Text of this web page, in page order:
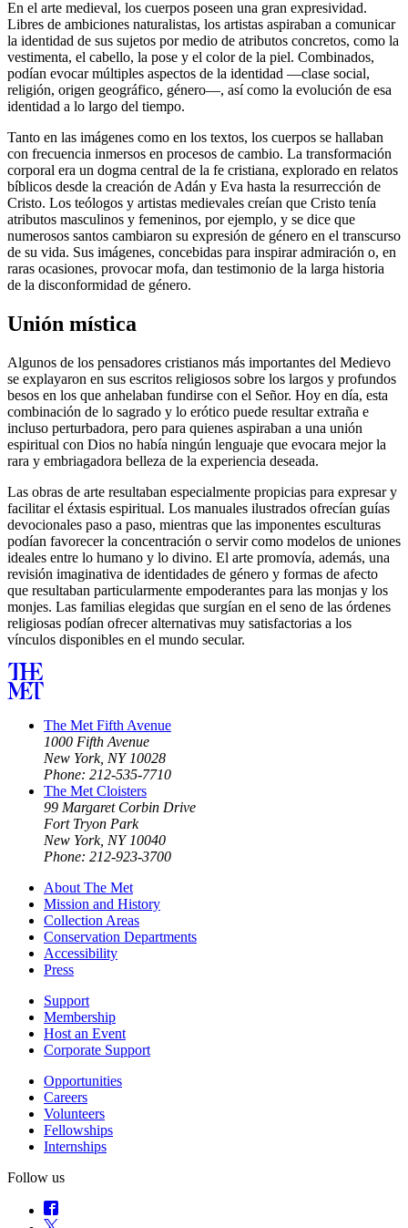
En el arte medieval, los cuerpos poseen una gran expresividad.
Libres de ambiciones naturalistas, los artistas aspiraban a comunicar
la identidad de sus sujetos por medio de atributos concretos, como la
vestimenta, el cabello, la pose y el color de la piel. Combinados,
podían evocar múltiples aspectos de la identidad —clase social,
religión, origen geográfico, género—, así como la evolución de esa
identidad a lo largo del tiempo.
Tanto en las imágenes como en los textos, los cuerpos se hallaban
con frecuencia inmersos en procesos de cambio. La transformación
corporal era un dogma central de la fe cristiana, explorado en relatos
bíblicos desde la creación de Adán y Eva hasta la resurrección de
Cristo. Los teólogos y artistas medievales creían que Cristo tenía
atributos masculinos y femeninos, por ejemplo, y se dice que
numerosos santos cambiaron su expresión de género en el transcurso
de su vida. Sus imágenes, concebidas para inspirar admiración o, en
raras ocasiones, provocar mofa, dan testimonio de la larga historia
de la disconformidad de género.
Unión mística
Algunos de los pensadores cristianos más importantes del Medievo
se explayaron en sus escritos religiosos sobre los largos y profundos
besos en los que anhelaban fundirse con el Señor. Hoy en día, esta
combinación de lo sagrado y lo erótico puede resultar extraña e
incluso perturbadora, pero para quienes aspiraban a una unión
espiritual con Dios no había ningún lenguaje que evocara mejor la
rara y embriagadora belleza de la experiencia deseada.
Las obras de arte resultaban especialmente propicias para expresar y
facilitar el éxtasis espiritual. Los manuales ilustrados ofrecían guías
devocionales paso a paso, mientras que las imponentes esculturas
podían favorecer la concentración o servir como modelos de uniones
ideales entre lo humano y lo divino. El arte promovía, además, una
revisión imaginativa de identidades de género y formas de afecto
que resultaban particularmente empoderantes para las monjas y los
monjes. Las familias elegidas que surgían en el seno de las órdenes
religiosas podían ofrecer alternativas muy satisfactorias a los
vínculos disponibles en el mundo secular.
The Met Fifth Avenue
1000 Fifth Avenue
New York, NY 10028
Phone: 212-535-7710
The Met Cloisters
99 Margaret Corbin Drive
Fort Tryon Park
New York, NY 10040
Phone: 212-923-3700
About The Met
Mission and History
Collection Areas
Conservation Departments
Accessibility
Press
Support
Membership
Host an Event
Corporate Support
Opportunities
Careers
Volunteers
Fellowships
Internships
Follow us